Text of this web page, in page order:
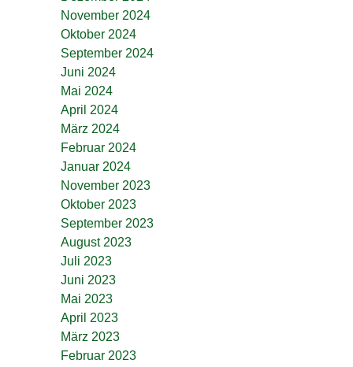
November 2024
Oktober 2024
September 2024
Juni 2024
Mai 2024
April 2024
März 2024
Februar 2024
Januar 2024
November 2023
Oktober 2023
September 2023
August 2023
Juli 2023
Juni 2023
Mai 2023
April 2023
März 2023
Februar 2023